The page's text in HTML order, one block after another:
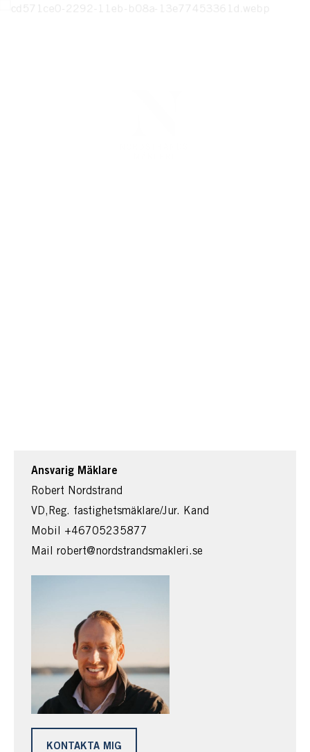
KONTAKTA MIG
Ansvarig Mäklare
Robert Nordstrand
VD,Reg. fastighetsmäklare/Jur. Kand
Mobil +46705235877
Mail robert@nordstrandsmakleri.se